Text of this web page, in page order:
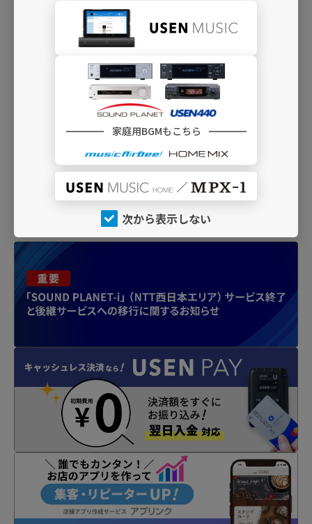
白い色は恋人の色
Ｎａｇｉｅ Ｌａｎｅ
「USEN440」、「SOUND PLANET」のご契約内容によってご利
用いただけない場合があります。
今流れている曲の表示に関しては放送と若干の時間のズレがある
チャンネルによっては検索できない場合がございます。
家庭用BGMもこちら
次から表示しない